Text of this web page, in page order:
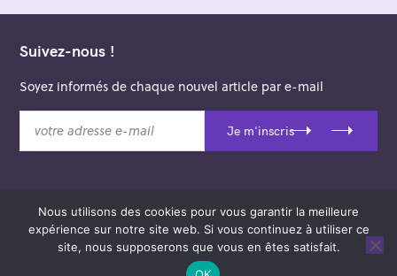
Suivez-nous !
Soyez informés de chaque nouvel article par e-mail
t
Je m'inscris
© 2026 Saint-Merry Hors-les-Murs.
Theme: Felt byPixelgrade.
Nous utilisons des cookies pour vous garantir la meilleure
expérience sur notre site web. Si vous continuez à utiliser ce
site, nous supposerons que vous en êtes satisfait.